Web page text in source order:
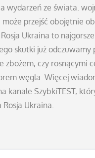
wydarzeń ze świata.
przejść obojętnie
Ukraina to
skutki już odczuwamy
zbożem, czy rosnącymi
węgla. Więcej
kanale SzybkiTEST,
Rosja Ukraina.